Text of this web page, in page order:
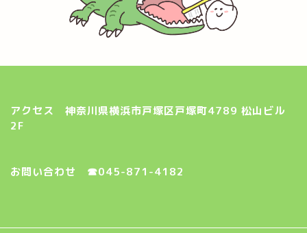
アクセス
神奈川県横浜市戸塚区戸塚町4789 松山ビル
2F
お問い合わせ ☎︎045-871-4182